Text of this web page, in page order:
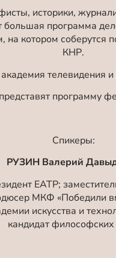
историки,
программа
котором соберутся
КНР.
телевидения
программу
Спикеры:
РУЗИН Валерий
ЕАТР;
МКФ «Победили
искусства и
кандидат философских